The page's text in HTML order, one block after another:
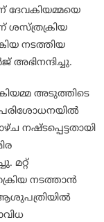
ദേവകിയമ്മയെ
ശസ്ത്രക്രിയ
നടത്തിയ
അഭിനന്ദിച്ചു.
അടുത്തിടെ
നഷ്ടപ്പെട്ടതായി
മറ്റ്
നടത്താന്‍
ആശുപത്രിയില്‍